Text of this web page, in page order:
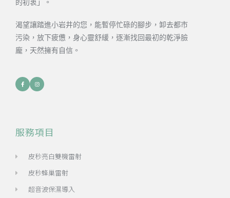
的初衷」。
渴望讓踏進小岩井的您，能暫停忙碌的腳步，卸去都市
污染，放下疲憊，身心靈舒緩，逐漸找回最初的乾淨臉
龐，天然擁有自信。
服務項目
皮秒亮白雙機雷射
皮秒蜂巢雷射
超音波保濕導入